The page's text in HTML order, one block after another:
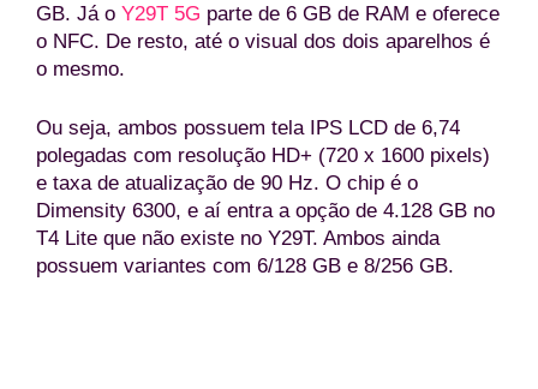
GB. Já o Y29T 5G parte de 6 GB de RAM e oferece
o NFC. De resto, até o visual dos dois aparelhos é
o mesmo.
Ou seja, ambos possuem tela IPS LCD de 6,74
polegadas com resolução HD+ (720 x 1600 pixels)
e taxa de atualização de 90 Hz. O chip é o
Dimensity 6300, e aí entra a opção de 4.128 GB no
T4 Lite que não existe no Y29T. Ambos ainda
possuem variantes com 6/128 GB e 8/256 GB.